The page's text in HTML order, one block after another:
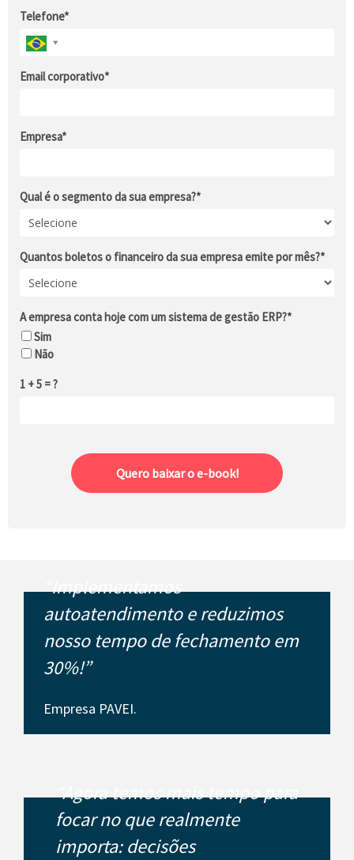
Telefone*
Email corporativo*
Empresa*
Qual é o segmento da sua empresa?*
Quantos boletos o financeiro da sua empresa emite por mês?*
A empresa conta hoje com um sistema de gestão ERP?*
Sim
Não
1 + 5 = ?
Quero baixar o e-book!
“Implementamos
autoatendimento e reduzimos
nosso tempo de fechamento em
30%!”
Empresa PAVEI.
“Agora temos mais tempo para
focar no que realmente
importa: decisões